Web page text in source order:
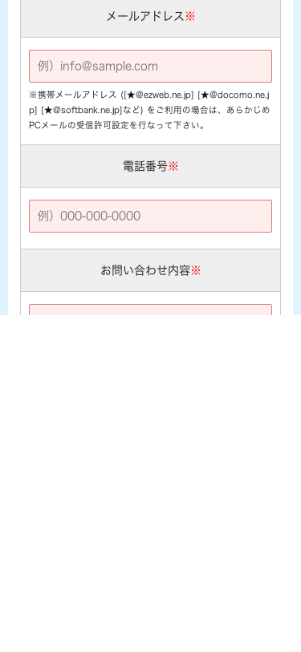
メールアドレス ※
※携帯メールアドレス ([★@ezweb.ne.jp] [★@docomo.ne.j
p] [★@softbank.ne.jp]など) をご利用の場合は、あらかじめ
PCメールの受信許可設定を行なって下さい。
電話番号※
お問い合わせ内容※